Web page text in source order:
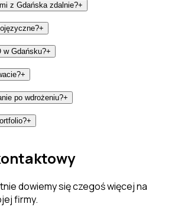
z Gdańska zdalnie?+
+
w Gdańsku?+
+
po wdrożeniu?+
+
dowiemy się czegoś więcej na
firmy.